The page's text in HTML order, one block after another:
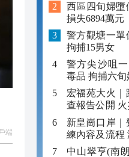
端
西區四旬婦墮
損失6894萬元
警方觀塘一單
拘捕15男女
警方尖沙咀
毒品 拘捕六旬
宏福苑大火｜
查報告公開
引發
新皇崗口岸｜
練內容及流程
急應變等
中山翠亨(南